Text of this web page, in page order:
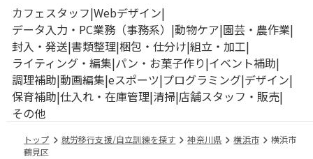
カフェスタッフ Webデザイン
データ入力・PC業務（事務系）
動物ケア 園芸・農作業
封入・発送 書類整理 梱包・仕分け 組立・加工
ライティング・編集 パン・お菓子作り イベント補助
調理補助 動画編集 eスポーツ プログラミング デザイン
保育補助 仕入れ・在庫管理 清掃 店舗スタッフ・販売
その他
トップ 就労移行支援/自立訓練を探す 神奈川県 横浜市
横浜市
鶴見区